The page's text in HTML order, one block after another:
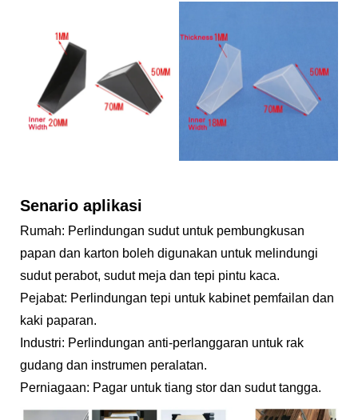
Senario aplikasi
Rumah: Perlindungan sudut untuk pembungkusan
papan dan karton boleh digunakan untuk melindungi
sudut perabot, sudut meja dan tepi pintu kaca.
Pejabat: Perlindungan tepi untuk kabinet pemfailan dan
kaki paparan.
Industri: Perlindungan anti-perlanggaran untuk rak
gudang dan instrumen peralatan.
Perniagaan: Pagar untuk tiang stor dan sudut tangga.